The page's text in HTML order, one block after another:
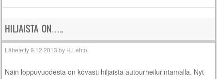
HILJAISTA ON…..
Lähetetty9.12.2013 by H.Lehto
Näin loppuvuodesta on kovasti hiljaista autourheilurintamalla. Nyt